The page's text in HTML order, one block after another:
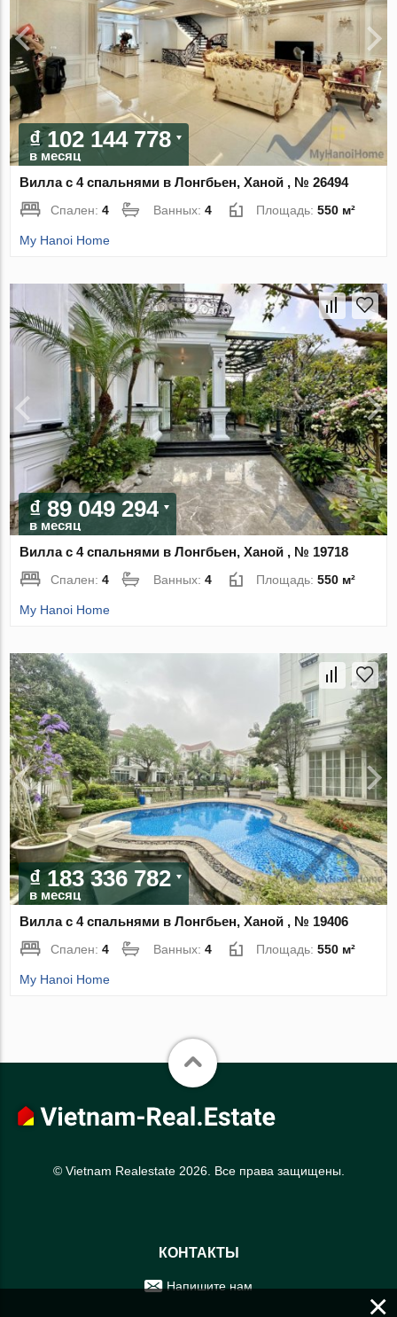
₫ 102 144 778
в месяц
Вилла с 4 спальнями в Лонгбьен, Ханой , № 26494
Спален:4 Ванных:4 Площадь:550 м²
My Hanoi Home
₫ 89 049 294
в месяц
Вилла с 4 спальнями в Лонгбьен, Ханой , № 19718
Спален:4 Ванных:4 Площадь:550 м²
My Hanoi Home
₫ 183 336 782
в месяц
Вилла с 4 спальнями в Лонгбьен, Ханой , № 19406
Спален:4 Ванных:4 Площадь:550 м²
My Hanoi Home
© Vietnam Realestate 2026. Все права защищены.
КОНТАКТЫ
Напишите нам
×